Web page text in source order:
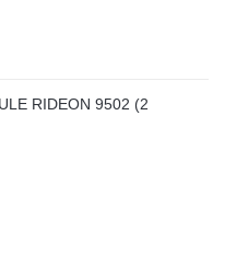
RIDEON 9502 (2